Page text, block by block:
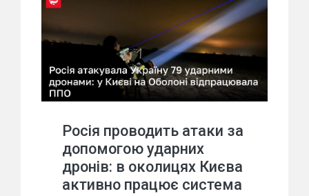
Росія проводить атаки за
допомогою ударних
дронів: в околицях Києва
активно працює система